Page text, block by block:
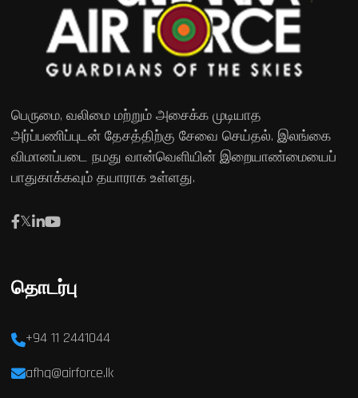
பெருமை, வலிமை மற்றும் அசைக்க முடியாத
அர்ப்பணிப்புடன் தேசத்திற்கு சேவை செய்தல். இலங்கை
விமானப்படை நமது வான்வெளியின் இறையாண்மையைப்
பாதுகாக்கவும் தயாராக உள்ளது.
தொடர்பு
+94 11 2441044
afhq@airforce.lk